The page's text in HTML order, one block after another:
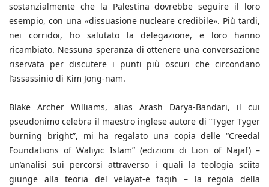
sostanzialmente che la Palestina dovrebbe seguire il loro
esempio, con una «dissuasione nucleare credibile». Più tardi,
nei corridoi, ho salutato la delegazione, e loro hanno
ricambiato. Nessuna speranza di ottenere una conversazione
riservata per discutere i punti più oscuri che circondano
l’assassinio di Kim Jong-nam.
Blake Archer Williams, alias Arash Darya-Bandari, il cui
pseudonimo celebra il maestro inglese autore di “Tyger Tyger
burning bright”, mi ha regalato una copia delle “Creedal
Foundations of Waliyic Islam” (edizioni di Lion of Najaf) –
un’analisi sui percorsi attraverso i quali la teologia sciita
giunge alla teoria del velayat-e faqih – la regola della